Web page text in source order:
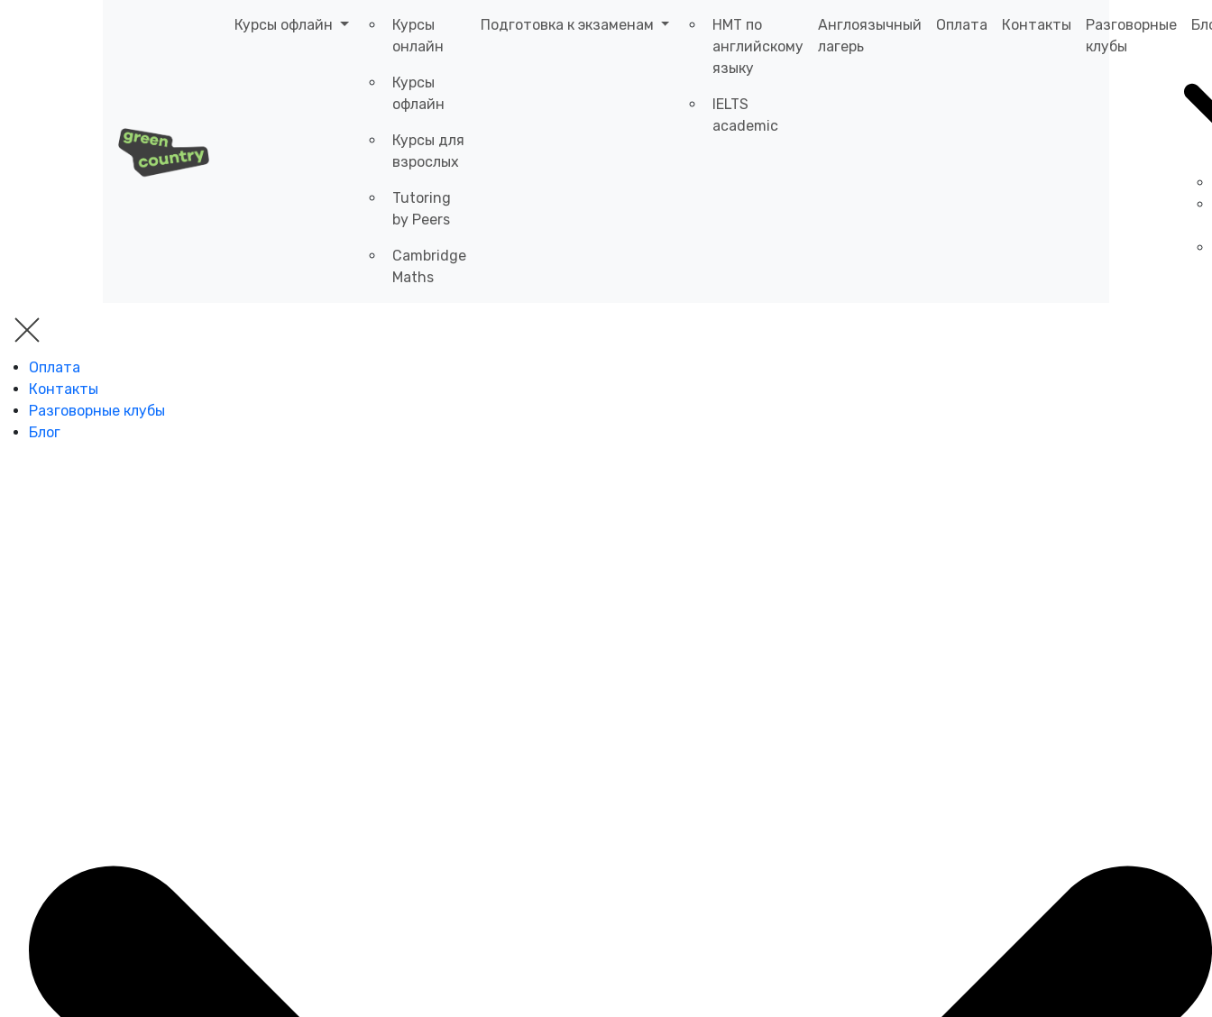
Курсы офлайн
Курсы
онлайн
Курсы
офлайн
Курсы для
взрослых
Tutoring
by Peers
Cambridge
Maths
Подготовка к экзаменам
НМТ по
английскому
языку
IELTS
academic
Англоязычный
лагерь
Оплата Контакты
Разговорные
клубы
Оплата
Контакты
Разговорные клубы
Блог